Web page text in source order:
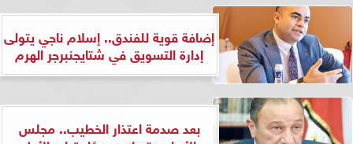
إضافة قوية للفندق.. إسلام ناجي يتولى
إدارة التسويق في شتايجنبرجر الهرم
بعد صدمة اعتذار الخطيب.. مجلس